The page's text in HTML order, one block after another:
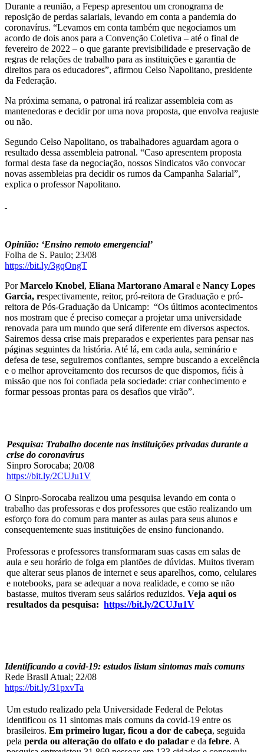
Durante a reunião, a Fepesp apresentou um cronograma de
reposição de perdas salariais, levando em conta a pandemia do
coronavírus. “Levamos em conta também que negociamos um
acordo de dois anos para a Convenção Coletiva – até o final de
fevereiro de 2022 – o que garante previsibilidade e preservação de
regras de relações de trabalho para as instituições e garantia de
direitos para os educadores”, afirmou Celso Napolitano, presidente
da Federação.
Na próxima semana, o patronal irá realizar assembleia com as
mantenedoras e decidir por uma nova proposta, que envolva reajuste
ou não.
Segundo Celso Napolitano, os trabalhadores aguardam agora o
resultado dessa assembleia patronal. “Caso apresentem proposta
formal desta fase da negociação, nossos Sindicatos vão convocar
novas assembleias pra decidir os rumos da Campanha Salarial”,
explica o professor Napolitano.
Opinião: ‘Ensino remoto emergencial’
Folha de S. Paulo; 23/08
https://bit.ly/3gqOngT
PorMarcelo Knobel, Eliana Martorano Amaral e Nancy Lopes
Garcia, respectivamente, reitor, pró-reitora de Graduação e pró-
reitora de Pós-Graduação da Unicamp: “Os últimos acontecimentos
nos mostram que é preciso começar a projetar uma universidade
renovada para um mundo que será diferente em diversos aspectos.
Sairemos dessa crise mais preparados e experientes para pensar nas
páginas seguintes da história. Até lá, em cada aula, seminário e
defesa de tese, seguiremos confiantes, sempre buscando a excelência
e o melhor aproveitamento dos recursos de que dispomos, fiéis à
missão que nos foi confiada pela sociedade: criar conhecimento e
formar pessoas prontas para os desafios que virão”.
Pesquisa: Trabalho docente nas instituições privadas durante a
crise do coronavírus
Sinpro Sorocaba; 20/08
https://bit.ly/2CUJu1V
O Sinpro-Sorocaba realizou uma pesquisa levando em conta o
trabalho das professoras e dos professores que estão realizando um
esforço fora do comum para manter as aulas para seus alunos e
consequentemente suas instituições de ensino funcionando.
Professoras e professores transformaram suas casas em salas de
aula e seu horário de folga em plantões de dúvidas. Muitos tiveram
que alterar seus planos de internet e seus aparelhos, como, celulares
e notebooks, para se adequar a nova realidade, e como se não
bastasse, muitos tiveram seus salários reduzidos. Veja aqui os
resultados da pesquisa: https://bit.ly/2CUJu1V
Identificando a covid-19: estudos listam sintomas mais comuns
Rede Brasil Atual; 22/08
https://bit.ly/31pxvTa
Um estudo realizado pela Universidade Federal de Pelotas
identificou os 11 sintomas mais comuns da covid-19 entre os
brasileiros. Em primeiro lugar, ficou a dor de cabeça, seguida
pela perda ou alteração do olfato e do paladar e da febre. A